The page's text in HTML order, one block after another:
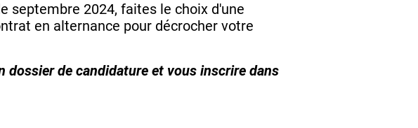
septembre 2024, faites le choix d'une
en alternance pour décrocher votre
de candidature et vous inscrire dans